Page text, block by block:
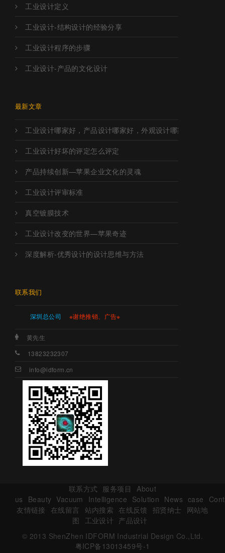
工业设计定义
工业设计-结构设计的经验分享
工业设计程序的步骤
工业设计-产品的文化设计
最新文章
工业设计哪家好，产品设计哪家好，外观设计哪家好，工业设
工业设计好坏的评定怎么评定
产品持续创新—苹果企业文化的灵魂
工业设计评审标准
真空镀膜技术
工业设计改变的世界—苹果奇迹
深度解析-优秀设计的设计思维与方法
联系我们
深圳总公司 ※谢绝推销、广告※
黄先生
13823232307
info@idform.cn
联系方式 服务项目
About
us
Beauty Vacuum Intelligence Solution News case
友情链接 在线留言 站内搜索 在线反馈 招贤纳士
网站地
图
工业设计 产品设计
© 2013 ShenZhen IDFORM Industrial Design Co.,Ltd.
粤ICP备13013459号-1